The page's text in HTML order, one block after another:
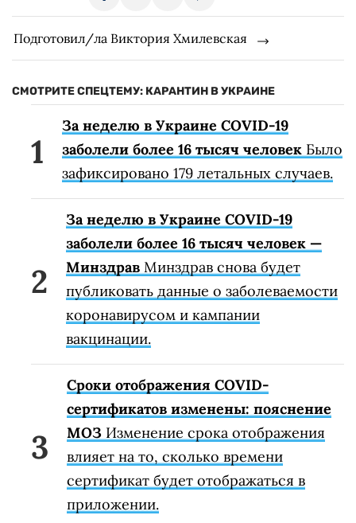
Подготовил/ла Виктория Хмилевская
СМОТРИТЕ СПЕЦТЕМУ: КАРАНТИН В УКРАИНЕ
За неделю в Украине COVID-19
заболели более 16 тысяч человек Было
зафиксировано 179 летальных случаев.
За неделю в Украине COVID-19
заболели более 16 тысяч человек —
Минздрав Минздрав снова будет
публиковать данные о заболеваемости
коронавирусом и кампании
вакцинации.
Сроки отображения COVID-
сертификатов изменены: пояснение
МОЗ Изменение срока отображения
влияет на то, сколько времени
сертификат будет отображаться в
приложении.